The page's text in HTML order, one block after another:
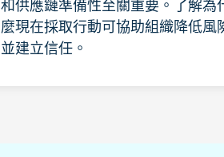
和供應鏈準備性至關重要。了解為
麼現在採取行動可協助組織降低風
並建立信任。